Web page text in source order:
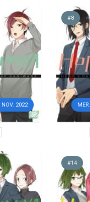
NOV. 2022
#8
#14